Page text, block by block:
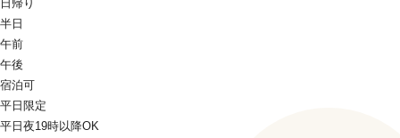
日帰り
半日
午前
午後
宿泊可
平日限定
平日夜19時以降OK